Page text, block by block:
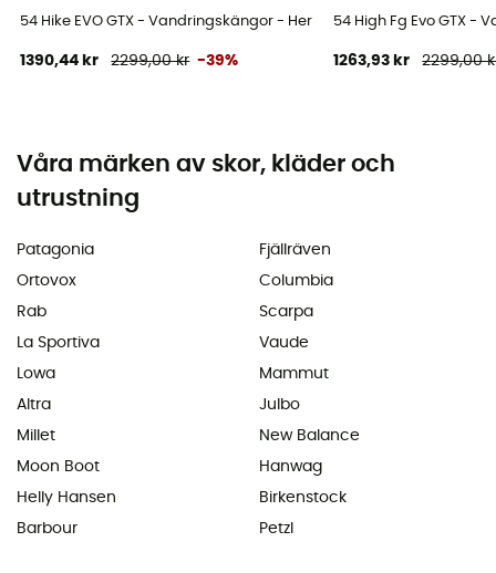
54 Hike EVO GTX - Vandringskängor - Herr
1390,44 kr 2299,00 kr -39%
54 High Fg Evo GTX -
1263,93 kr 2299,00
Våra märken av skor, kläder och
utrustning
Patagonia
Ortovox
Rab
La Sportiva
Lowa
Altra
Millet
Moon Boot
Helly Hansen
Barbour
Fjällräven
Columbia
Scarpa
Vaude
Mammut
Julbo
New Balance
Hanwag
Birkenstock
Petzl